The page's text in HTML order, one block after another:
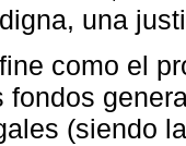
una
como el
fondos
(siendo